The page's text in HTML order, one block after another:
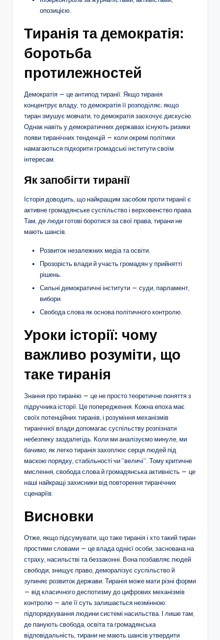
опозицією.
Тиранія та демократія:
боротьба
протилежностей
Демократія — це антипод тиранії. Якщо тиранія
концентрує владу, то демократія її розподіляє; якщо
тиран змушує мовчати, то демократія заохочує дискусію.
Однак навіть у демократичних державах існують ризики
появи тиранічних тенденцій — коли окремі політики
намагаються підкорити громадські інститути своїм
інтересам.
Як запобігти тиранії
Історія доводить, що найкращим засобом проти тиранії є
активне громадянське суспільство і верховенство права.
Там, де люди готові боротися за свої права, тирани не
мають шансів.
Розвиток незалежних медіа та освіти.
Прозорість влади й участь громадян у прийнятті
рішень.
Сильні демократичні інститути — суди, парламент,
вибори.
Свобода слова як основа політичного контролю.
Уроки історії: чому
важливо розуміти, що
таке тиранія
Знання про тиранію — це не просто теоретичне поняття з
підручника історії. Це попередження. Кожна епоха має
своїх потенційних тиранів, і розуміння механізмів
тиранічної влади допомагає суспільству розпізнати
небезпеку заздалегідь. Коли ми аналізуємо минуле, ми
бачимо, як легко тиранія захоплює серця людей під
маскою порядку, стабільності чи “величі”. Тому критичне
мислення, свобода слова й громадянська активність — це
наші найкращі захисники від повторення тиранічних
сценаріїв.
Висновки
Отже, якщо підсумувати, що таке тиранія і хто такий тиран
простими словами — це влада однієї особи, заснована на
страху, насильстві та беззаконні. Вона позбавляє людей
свободи, знищує право, деморалізує суспільство й
зупиняє розвиток держави. Тиранія може мати різні форми
— від класичного деспотизму до цифрових механізмів
контролю — але її суть залишається незмінною:
підпорядкування людини системі насильства. І лише там,
де панують свобода, освіта та громадянська
відповідальність, тирани не мають шансів утвердити